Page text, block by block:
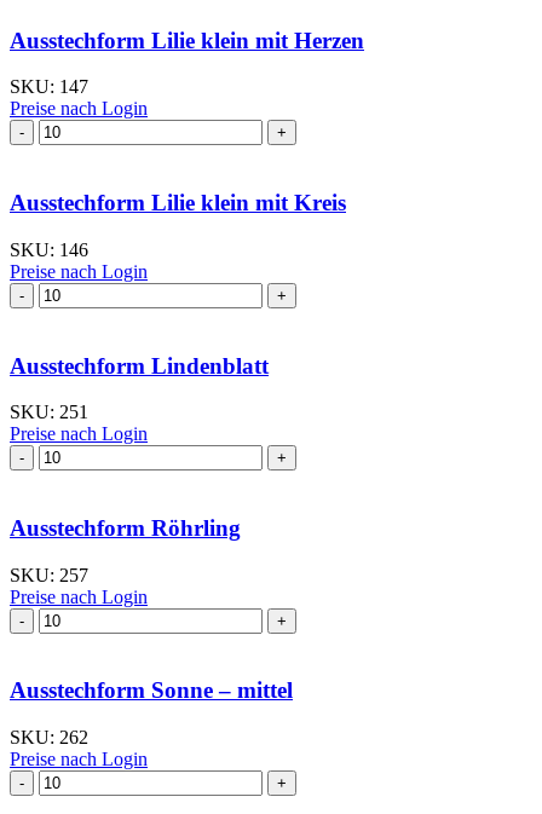
Menge
Ausstechform Lilie klein mit Herzen
SKU: 147
Preise nach Login
Ausstechform Lilie
klein
Herzen
Menge
Ausstechform Lilie klein mit Kreis
SKU: 146
Preise nach Login
Ausstechform Lilie
klein
Kreis
Menge
Ausstechform Lindenblatt
SKU: 251
Preise nach Login
Ausstechform Lindenblatt
Menge
Ausstechform Röhrling
SKU: 257
Preise nach Login
Ausstechform Röhrling
Menge
Ausstechform Sonne – mittel
SKU: 262
Preise nach Login
Ausstechform Sonne
–